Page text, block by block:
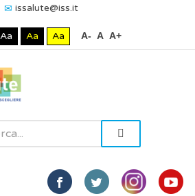
issalute@iss.it
Aa Aa Aa A- A A+